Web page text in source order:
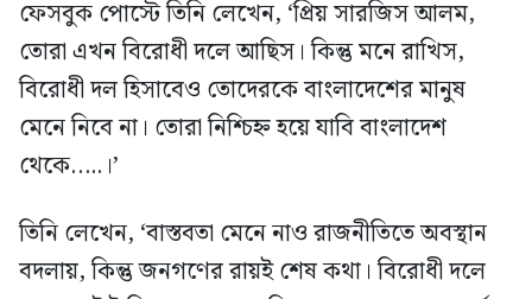
ফেসবুক পোস্টে তিনি লেখেন, ‘প্রিয় সারজিস আলম,
তোরা এখন বিরোধী দলে আছিস। কিন্তু মনে রাখিস,
বিরোধী দল হিসাবেও তোদেরকে বাংলাদেশের মানুষ
মেনে নিবে না। তোরা নিশ্চিহ্ন হয়ে যাবি বাংলাদেশ
থেকে…..।’
তিনি লেখেন, ‘বাস্তবতা মেনে নাও রাজনীতিতে অবস্থান
বদলায়, কিন্তু জনগণের রায়ই শেষ কথা। বিরোধী দলে